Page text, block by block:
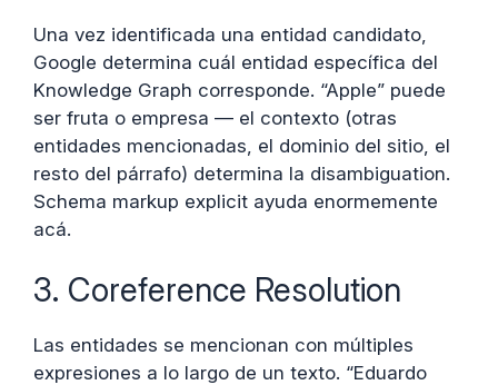
Una vez identificada una entidad candidato,
Google determina cuál entidad específica del
Knowledge Graph corresponde. “Apple” puede
ser fruta o empresa — el contexto (otras
entidades mencionadas, el dominio del sitio, el
resto del párrafo) determina la disambiguation.
Schema markup explicit ayuda enormemente
acá.
3. Coreference Resolution
Las entidades se mencionan con múltiples
expresiones a lo largo de un texto. “Eduardo